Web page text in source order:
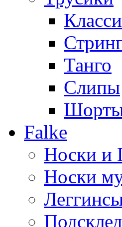
Танго
Слипы
Falke
Носки и
Носки